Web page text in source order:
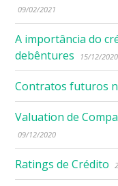
09/02/2021
A importância do
debêntures
15/12/2020
Contratos futuros
Valuation de
09/12/2020
Ratings de Crédito